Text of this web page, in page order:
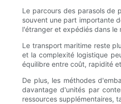
Le parcours des parasols de
souvent une part importante
l'étranger et expédiés dans
Le transport maritime reste
et la complexité logistique
équilibre entre coût, rapidité
De plus, les méthodes
davantage d'unités par
ressources supplémentaires,